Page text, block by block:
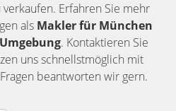
Erfahren Sie mehr
als Makler für München
Umgebung. Kontaktieren Sie
uns schnellstmöglich mit
beantworten wir gern.